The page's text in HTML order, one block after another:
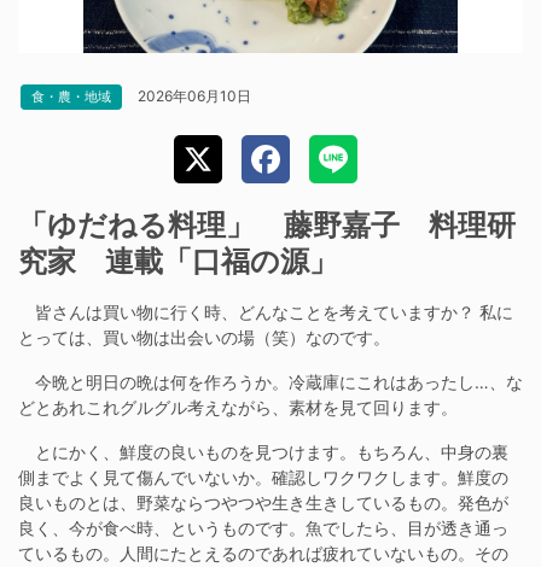
食・農・地域 2026年06月10日
「ゆだねる料理」 藤野嘉子 料理研
究家 連載「口福の源」
皆さんは買い物に行く時、どんなことを考えていますか？ 私に
とっては、買い物は出会いの場（笑）なのです。
今晩と明日の晩は何を作ろうか。冷蔵庫にこれはあったし…、な
どとあれこれグルグル考えながら、素材を見て回ります。
とにかく、鮮度の良いものを見つけます。もちろん、中身の裏
側までよく見て傷んでいないか。確認しワクワクします。鮮度の
良いものとは、野菜ならつやつや生き生きしているもの。発色が
良く、今が食べ時、というものです。魚でしたら、目が透き通っ
ているもの。人間にたとえるのであれば疲れていないもの。その